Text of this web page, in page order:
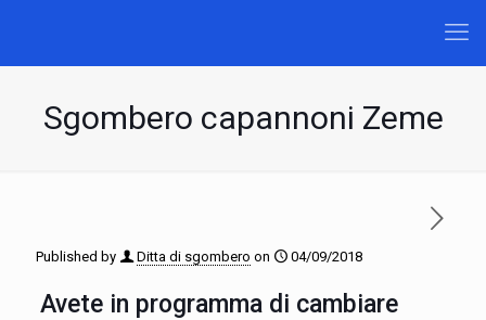
Sgombero capannoni Zeme
Published by Ditta di sgombero on 04/09/2018
Avete in programma di cambiare